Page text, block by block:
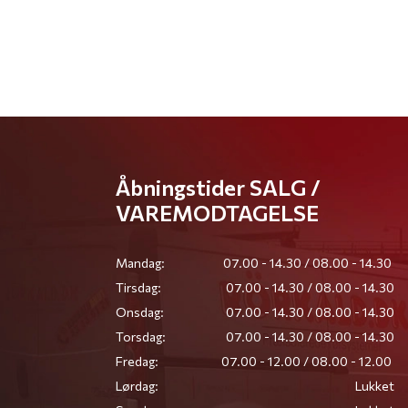
Åbningstider SALG /
VAREMODTAGELSE
Mandag:
07.00 - 14.30 / 08.00 - 14.30
Tirsdag:
07.00 - 14.30 / 08.00 - 14.30
Onsdag:
07.00 - 14.30 / 08.00 - 14.30
Torsdag:
07.00 - 14.30 / 08.00 - 14.30
Fredag:
07.00 - 12.00 / 08.00 - 12.00
Lørdag:
Lukket